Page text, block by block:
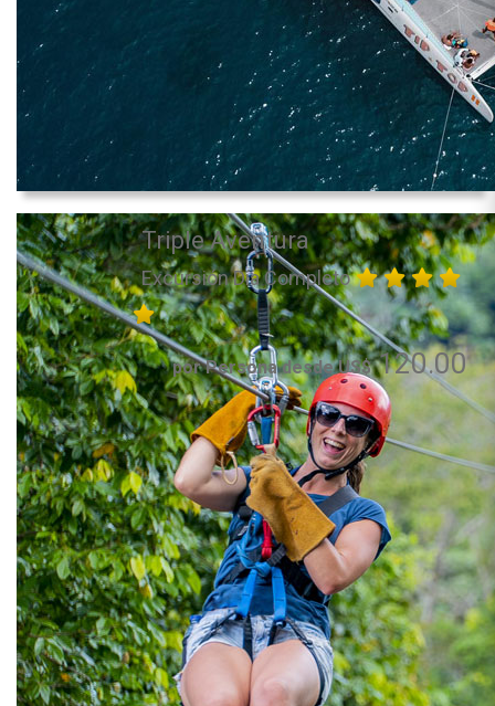
Triple Aventura
Excursión Día Completo
por Persona desde US$120.00